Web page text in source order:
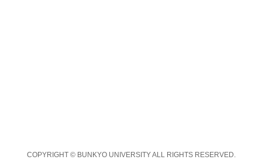
COPYRIGHT © BUNKYO UNIVERSITY ALL RIGHTS RESERVED.